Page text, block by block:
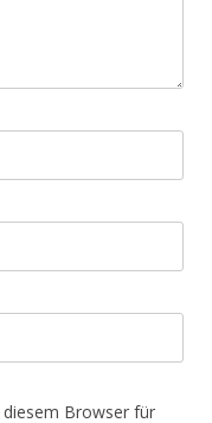
diesem Browser für